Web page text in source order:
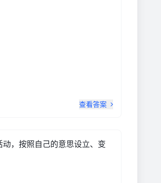
查看答案
，按照自己的意思设立、变